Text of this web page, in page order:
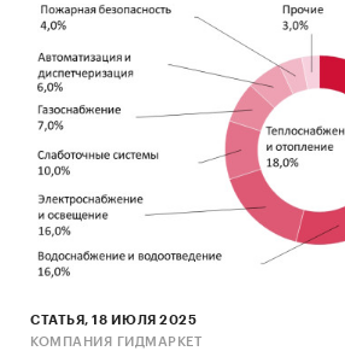
СТАТЬЯ, 18 ИЮЛЯ 2025
КОМПАНИЯ ГИДМАРКЕТ